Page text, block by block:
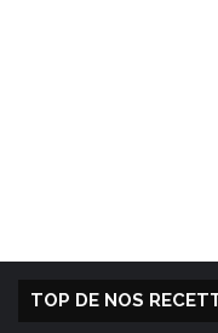
TOP DE NOS